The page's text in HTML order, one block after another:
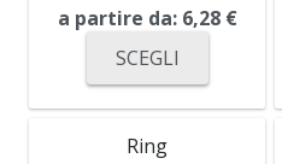
a partire da: 6,28 €
SCEGLI
Ring